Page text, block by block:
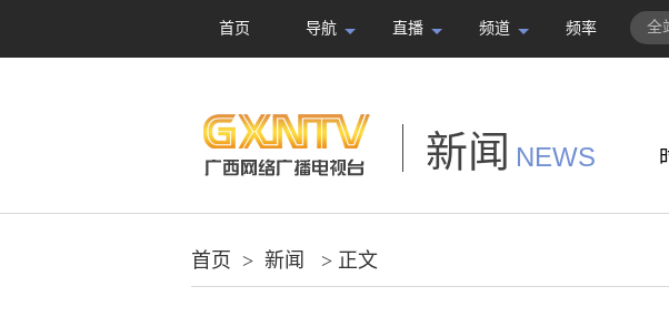
首页 导航 直播 频道 频率 全
新闻 NEWS
首页 > 新闻 > 正文